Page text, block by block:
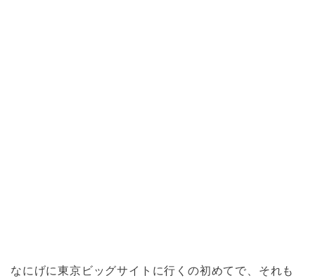
なにげに東京ビッグサイトに行くの初めてで、それも